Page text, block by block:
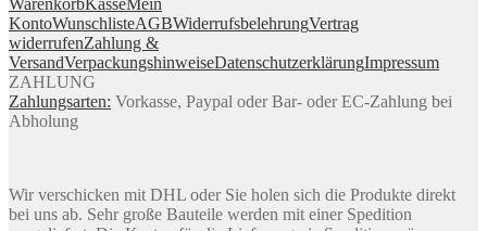
KontoWunschlisteAGBWiderrufsbelehrungVertrag
widerrufenZahlung &
VersandVerpackungshinweiseDatenschutzerklärungImpressum
ZAHLUNG
Zahlungsarten: Vorkasse, Paypal oder Bar- oder EC-Zahlung bei
Abholung
Wir verschicken mit DHL oder Sie holen sich die Produkte direkt
bei uns ab. Sehr große Bauteile werden mit einer Spedition